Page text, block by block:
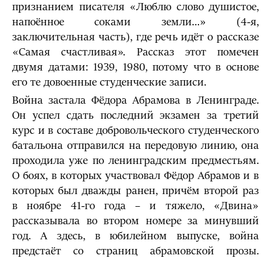
признанием писателя «Люблю слово душистое,
напоённое соками земли…» (4-я,
заключительная часть), где речь идёт о рассказе
«Самая счастливая». Рассказ этот помечен
двумя датами: 1939, 1980, потому что в основе
его те довоенные студенческие записи.
Война застала Фёдора Абрамова в Ленинграде.
Он успел сдать последний экзамен за третий
курс и в составе добровольческого студенческого
батальона отправился на передовую линию, она
проходила уже по ленинградским предместьям.
О боях, в которых участвовал Фёдор Абрамов и в
которых был дважды ранен, причём второй раз
в ноябре 41-го года – и тяжело, «Двина»
рассказывала во втором номере за минувший
год. А здесь, в юбилейном выпуске, война
предстаёт со страниц абрамовской прозы.